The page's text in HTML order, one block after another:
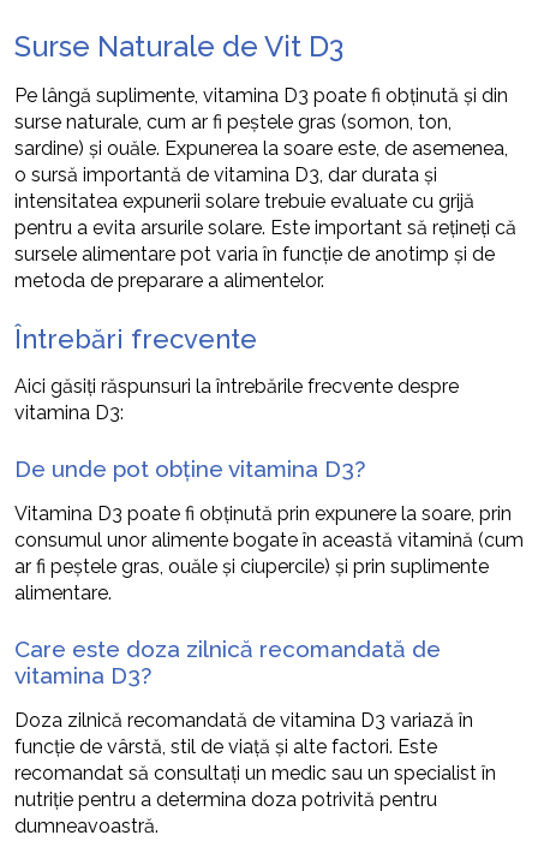
Surse Naturale de Vit D3
Pe lângă suplimente, vitamina D3 poate fi obținută și din
surse naturale, cum ar fi peștele gras (somon, ton,
sardine) și ouăle. Expunerea la soare este, de asemenea,
o sursă importantă de vitamina D3, dar durata și
intensitatea expunerii solare trebuie evaluate cu grijă
pentru a evita arsurile solare. Este important să rețineți că
sursele alimentare pot varia în funcție de anotimp și de
metoda de preparare a alimentelor.
Întrebări frecvente
Aici găsiți răspunsuri la întrebările frecvente despre
vitamina D3:
De unde pot obține vitamina D3?
Vitamina D3 poate fi obținută prin expunere la soare, prin
consumul unor alimente bogate în această vitamină (cum
ar fi peștele gras, ouăle și ciupercile) și prin suplimente
alimentare.
Care este doza zilnică recomandată de
vitamina D3?
Doza zilnică recomandată de vitamina D3 variază în
funcție de vârstă, stil de viață și alte factori. Este
recomandat să consultați un medic sau un specialist în
nutriție pentru a determina doza potrivită pentru
dumneavoastră.